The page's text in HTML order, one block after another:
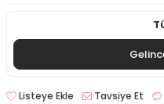
Listeye Ekle Tavsiye Et